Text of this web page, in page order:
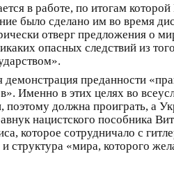
в работе, по итогам
было сделано им во время
отверг предложения о
опасных следствий из
преданности
Именно в этих целях во
поэтому должна проиграть, а
нацистского пособника
которое сотрудничало с
структура «мира, которого